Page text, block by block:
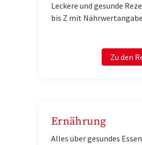
Leckere und gesunde
bis Z mit
Zu den
Ernährung
Alles über gesundes